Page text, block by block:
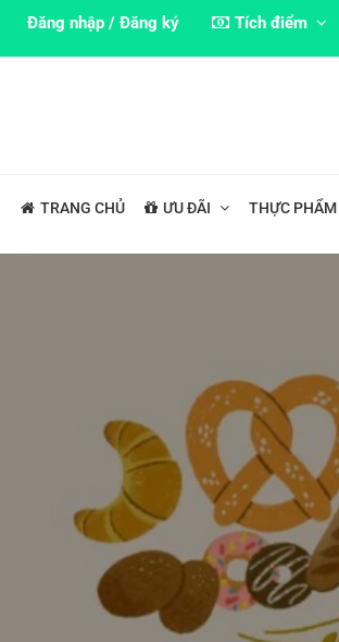
Đăng nhập / Đăng ký Tích điểm
TRANG CHỦ ƯU ĐÃI THỰC PHẨM